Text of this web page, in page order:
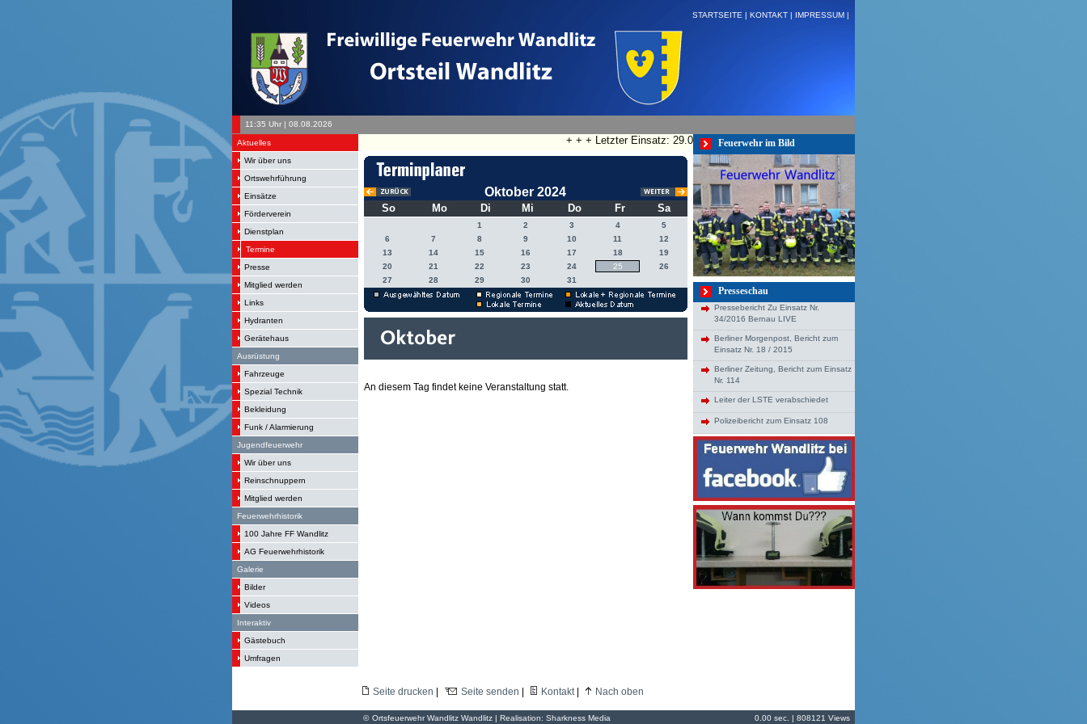
STARTSEITE | KONTAKT | IMPRESSUM |
11:35 Uhr | 08.08.2026
Aktuelles
Wir über uns
Ortswehrführung
Einsätze
Förderverein
Dienstplan
Termine
Presse
Mitglied werden
Links
Hydranten
Gerätehaus
Ausrüstung
Fahrzeuge
Spezial Technik
Bekleidung
Funk / Alarmierung
Jugendfeuerwehr
Wir über uns
Reinschnuppern
Mitglied werden
Feuerwehrhistorik
100 Jahre FF Wandlitz
AG Feuerwehrhistorik
Galerie
Bilder
Videos
Interaktiv
Gästebuch
Umfragen
+ + + Letzter Einsatz: 29.07.2026 H:VU Klemm, Stolzenhagen + + +
Oktober 2024
So Mo Di Mi Do Fr Sa
1 2 3 4
5
6
7 8 9 10 11
12
13
14 15 16 17 18
19
20
21 22 23 24 25
26
27
28 29 30 31
An diesem Tag findet keine Veranstaltung statt.
Feuerwehr im Bild
Presseschau
Pressebericht Zu Einsatz Nr.
34/2016 Bernau LIVE
Berliner Morgenpost, Bericht zum
Einsatz Nr. 18 / 2015
Berliner Zeitung, Bericht zum Einsatz
Nr. 114
Leiter der LSTE verabschiedet
Polizeibericht zum Einsatz 108
Seite drucken Seite senden Kontakt| Nach oben
© Ortsfeuerwehr Wandlitz Wandlitz | Realisation: Sharkness Media 0.00 sec. | 808121 Views